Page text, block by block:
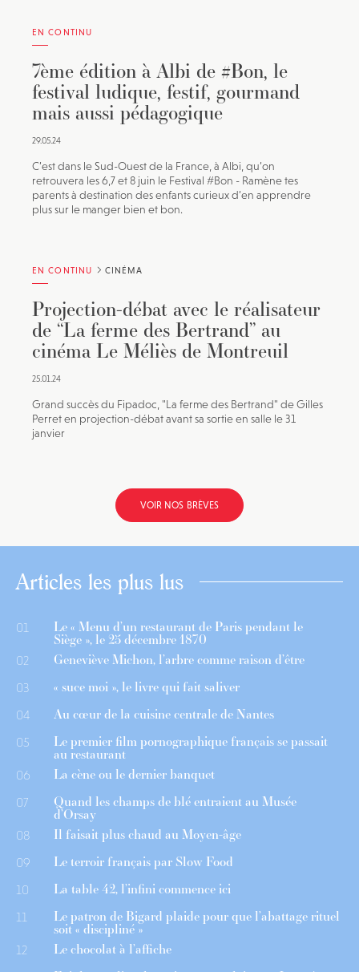
EN CONTINU
7ème édition à Albi de #Bon, le
festival ludique, festif, gourmand
mais aussi pédagogique
29.05.24
C’est dans le Sud-Ouest de la France, à Albi, qu’on
retrouvera les 6,7 et 8 juin le Festival #Bon - Ramène tes
parents à destination des enfants curieux d’en apprendre
plus sur le manger bien et bon.
EN CONTINU CINÉMA
Projection-débat avec le réalisateur
de “La ferme des Bertrand” au
cinéma Le Méliès de Montreuil
25.01.24
Grand succès du Fipadoc, "La ferme des Bertrand" de Gilles
Perret en projection-débat avant sa sortie en salle le 31
janvier
VOIR NOS BRÈVES
Articles les plus lus
01 Le « Menu d’un restaurant de Paris pendant le
Siège », le 25 décembre 1870
02 Geneviève Michon, l’arbre comme raison d’être
03 « suce moi », le livre qui fait saliver
04 Au cœur de la cuisine centrale de Nantes
05 Le premier film pornographique français se passait
au restaurant
06 La cène ou le dernier banquet
07 Quand les champs de blé entraient au Musée
d’Orsay
08 Il faisait plus chaud au Moyen-âge
09 Le terroir français par Slow Food
10 La table 42, l’infini commence ici
11 Le patron de Bigard plaide pour que l’abattage rituel
soit « discipliné »
12 Le chocolat à l’affiche